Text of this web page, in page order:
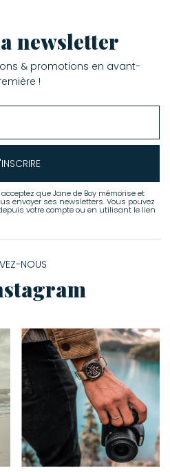
newsletter
& promotions en avant-
!
que Jane de Boy mémorise et
envoyer ses newsletters. Vous pouvez
votre compte ou en utilisant le lien
NOUS